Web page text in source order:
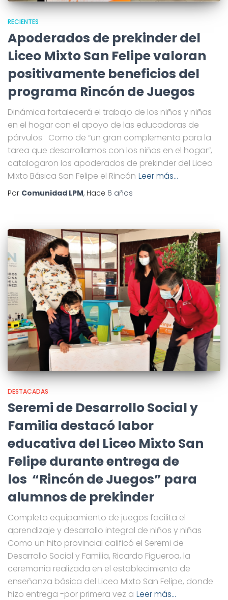
RECIENTES
Apoderados de prekinder del
Liceo Mixto San Felipe valoran
positivamente beneficios del
programa Rincón de Juegos
Dinámica fortalecerá el trabajo de los niños y niñas
en el hogar con el apoyo de las educadoras de
párvulos Como de “un gran complemento para la
tarea que desarrollamos con los niños en el hogar”,
catalogaron los apoderados de prekinder del Liceo
Mixto Básica San Felipe el Rincón Leer más…
Por Comunidad LPM, Hace 6 años
DESTACADAS
Seremi de Desarrollo Social y
Familia destacó labor
educativa del Liceo Mixto San
Felipe durante entrega de
los “Rincón de Juegos” para
alumnos de prekinder
Completo equipamiento de juegos facilita el
aprendizaje y desarrollo integral de niños y niñas
Como un hito provincial calificó el Seremi de
Desarrollo Social y Familia, Ricardo Figueroa, la
ceremonia realizada en el establecimiento de
enseñanza básica del Liceo Mixto San Felipe, donde
hizo entrega -por primera vez a Leer más…